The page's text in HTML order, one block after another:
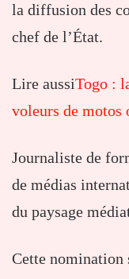
la diffusion des
chef de l’État.
Lire aussiTogo :
voleurs de motos
Journaliste de
de médias
du paysage
Cette nomination